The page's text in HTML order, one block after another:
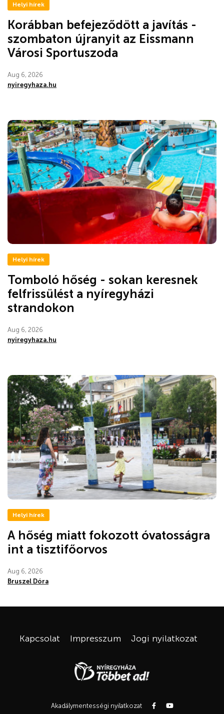
Helyi hírek
Korábban befejeződött a javítás -
szombaton újranyit az Eissmann
Városi Sportuszoda
Aug 6, 2026
nyiregyhaza.hu
Helyi hírek
Tomboló hőség - sokan keresnek
felfrissülést a nyíregyházi
strandokon
Aug 6, 2026
nyiregyhaza.hu
Helyi hírek
A hőség miatt fokozott óvatosságra
int a tisztifőorvos
Aug 6, 2026
Bruszel Dóra
Kapcsolat Impresszum Jogi nyilatkozat
Akadálymentességi nyilatkozat